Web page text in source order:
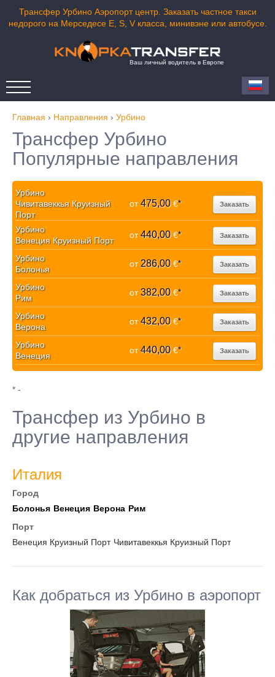
Трансфер Урбино Аэропорт центр. Заказать частное такси
недорого на Мерседесе E, S, V класса, минивэне или автобусе.
Ваш личный водитель в Европе
Главная › Направления › Урбино
Трансфер Урбино
Популярные направления
Урбино
Чивитавеккья Круизный
Порт
от475,00€* Заказать
Урбино
Венеция Круизный Порт
от440,00€* Заказать
Урбино
Болонья
от 286,00€* Заказать
Урбино
Рим
от382,00€* Заказать
Урбино
Верона
от432,00€* Заказать
Урбино
Венеция
от440,00€* Заказать
* -
Трансфер из Урбино в
другие направления
Италия
Город
Болонья Венеция Верона Рим
Порт
Венеция Круизный Порт Чивитавеккья Круизный Порт
Как добраться из Урбино в аэропорт